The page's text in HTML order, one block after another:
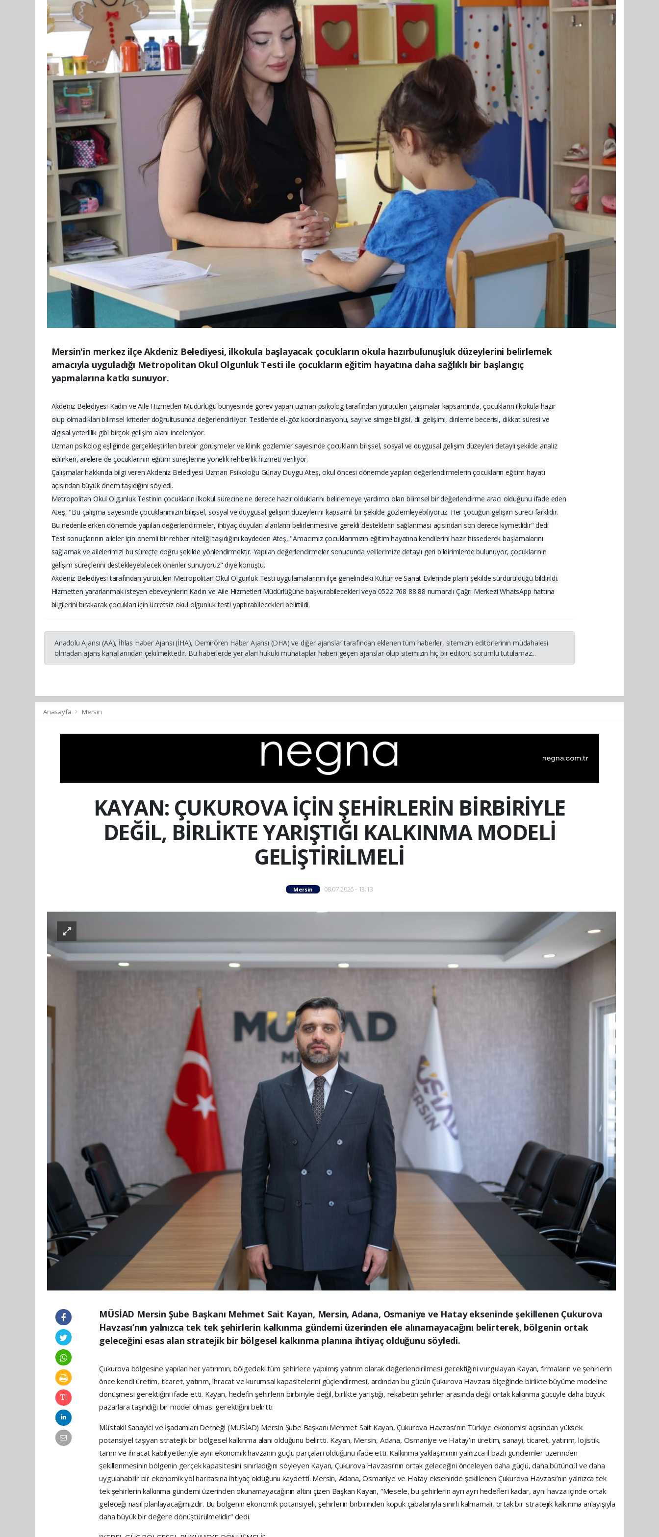
Mersin'in merkez ilçe Akdeniz Belediyesi, ilkokula başlayacak çocukların okula hazırbulunuşluk düzeylerini belirlemek
amacıyla uyguladığı Metropolitan Okul Olgunluk Testi ile çocukların eğitim hayatına daha sağlıklı bir başlangıç
yapmalarına katkı sunuyor.
Akdeniz Belediyesi Kadın ve Aile Hizmetleri Müdürlüğü bünyesinde görev yapan uzman psikolog tarafından yürütülen çalışmalar kapsamında, çocukların ilkokula hazır
olup olmadıkları bilimsel kriterler doğrultusunda değerlendiriliyor. Testlerde el-göz koordinasyonu, sayı ve simge bilgisi, dil gelişimi, dinleme becerisi, dikkat süresi ve
algısal yeterlilik gibi birçok gelişim alanı inceleniyor.
Uzman psikolog eşliğinde gerçekleştirilen birebir görüşmeler ve klinik gözlemler sayesinde çocukların bilişsel, sosyal ve duygusal gelişim düzeyleri detaylı şekilde analiz
edilirken, ailelere de çocuklarının eğitim süreçlerine yönelik rehberlik hizmeti veriliyor.
Çalışmalar hakkında bilgi veren Akdeniz Belediyesi Uzman Psikoloğu Günay Duygu Ateş, okul öncesi dönemde yapılan değerlendirmelerin çocukların eğitim hayatı
açısından büyük önem taşıdığını söyledi.
Metropolitan Okul Olgunluk Testinin çocukların ilkokul sürecine ne derece hazır olduklarını belirlemeye yardımcı olan bilimsel bir değerlendirme aracı olduğunu ifade eden
Ateş, "Bu çalışma sayesinde çocuklarımızın bilişsel, sosyal ve duygusal gelişim düzeylerini kapsamlı bir şekilde gözlemleyebiliyoruz. Her çocuğun gelişim süreci farklıdır.
Bu nedenle erken dönemde yapılan değerlendirmeler, ihtiyaç duyulan alanların belirlenmesi ve gerekli desteklerin sağlanması açısından son derece kıymetlidir" dedi.
Test sonuçlarının aileler için önemli bir rehber niteliği taşıdığını kaydeden Ateş, "Amacımız çocuklarımızın eğitim hayatına kendilerini hazır hissederek başlamalarını
sağlamak ve ailelerimizi bu süreçte doğru şekilde yönlendirmektir. Yapılan değerlendirmeler sonucunda velilerimize detaylı geri bildirimlerde bulunuyor, çocuklarının
gelişim süreçlerini destekleyebilecek öneriler sunuyoruz" diye konuştu.
Akdeniz Belediyesi tarafından yürütülen Metropolitan Okul Olgunluk Testi uygulamalarının ilçe genelindeki Kültür ve Sanat Evlerinde planlı şekilde sürdürüldüğü bildirildi.
Hizmetten yararlanmak isteyen ebeveynlerin Kadın ve Aile Hizmetleri Müdürlüğüne başvurabilecekleri veya 0522 768 88 88 numaralı Çağrı Merkezi WhatsApp hattına
bilgilerini bırakarak çocukları için ücretsiz okul olgunluk testi yaptırabilecekleri belirtildi.
Anadolu Ajansı (AA), İhlas Haber Ajansı (İHA), Demirören Haber Ajansı (DHA) ve diğer ajanslar tarafından eklenen tüm haberler, sitemizin editörlerinin müdahalesi
olmadan ajans kanallarından çekilmektedir. Bu haberlerde yer alan hukuki muhataplar haberi geçen ajanslar olup sitemizin hiç bir editörü sorumlu tutulamaz...
Anasayfa Mersin
KAYAN: ÇUKUROVA İÇİN ŞEHİRLERİN BİRBİRİYLE
DEĞİL, BİRLİKTE YARIŞTIĞI KALKINMA MODELİ
GELİŞTİRİLMELİ
Mersin 08.07.2026 - 13:13
MÜSİAD Mersin Şube Başkanı Mehmet Sait Kayan, Mersin, Adana, Osmaniye ve Hatay ekseninde şekillenen Çukurova
Havzası’nın yalnızca tek tek şehirlerin kalkınma gündemi üzerinden ele alınamayacağını belirterek, bölgenin ortak
geleceğini esas alan stratejik bir bölgesel kalkınma planına ihtiyaç olduğunu söyledi.
Çukurova bölgesine yapılan her yatırımın, bölgedeki tüm şehirlere yapılmış yatırım olarak değerlendirilmesi gerektiğini vurgulayan Kayan, firmaların ve şehirlerin
önce kendi üretim, ticaret, yatırım, ihracat ve kurumsal kapasitelerini güçlendirmesi, ardından bu gücün Çukurova Havzası ölçeğinde birlikte büyüme modeline
dönüşmesi gerektiğini ifade etti. Kayan, hedefin şehirlerin birbiriyle değil, birlikte yarıştığı, rekabetin şehirler arasında değil ortak kalkınma gücüyle daha büyük
pazarlara taşındığı bir model olması gerektiğini belirtti.
Müstakil Sanayici ve İşadamları Derneği (MÜSİAD) Mersin Şube Başkanı Mehmet Sait Kayan, Çukurova Havzası’nın Türkiye ekonomisi açısından yüksek
potansiyel taşıyan stratejik bir bölgesel kalkınma alanı olduğunu belirtti. Kayan, Mersin, Adana, Osmaniye ve Hatay’ın üretim, sanayi, ticaret, yatırım, lojistik,
tarım ve ihracat kabiliyetleriyle aynı ekonomik havzanın güçlü parçaları olduğunu ifade etti. Kalkınma yaklaşımının yalnızca il bazlı gündemler üzerinden
şekillenmesinin bölgenin gerçek kapasitesini sınırladığını söyleyen Kayan, Çukurova Havzası’nın ortak geleceğini önceleyen daha güçlü, daha bütüncül ve daha
uygulanabilir bir ekonomik yol haritasına ihtiyaç olduğunu kaydetti. Mersin, Adana, Osmaniye ve Hatay ekseninde şekillenen Çukurova Havzası’nın yalnızca tek
tek şehirlerin kalkınma gündemi üzerinden okunamayacağının altını çizen Başkan Kayan, “Mesele, bu şehirlerin ayrı ayrı hedefleri kadar, aynı havza içinde ortak
geleceği nasıl planlayacağımızdır. Bu bölgenin ekonomik potansiyeli, şehirlerin birbirinden kopuk çabalarıyla sınırlı kalmamalı, ortak bir stratejik kalkınma anlayışıyla
daha büyük bir değere dönüştürülmelidir” dedi.